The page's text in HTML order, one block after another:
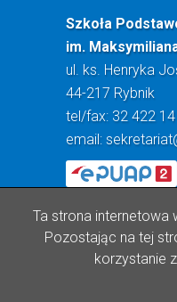
Szkoła
im.
ul. ks. Henryka
44-217 Rybnik
tel/fax: 32 422
email:
Ta strona internetowa
Pozostając na tej
korzystanie